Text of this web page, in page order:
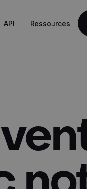
API Ressources